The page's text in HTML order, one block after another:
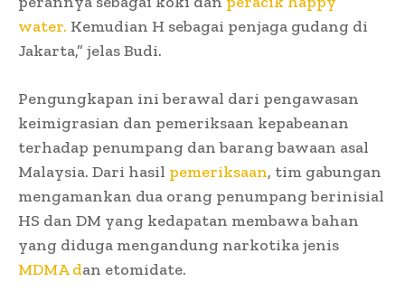
water. Kemudian H sebagai penjaga gudang di
Jakarta,” jelas Budi.
Pengungkapan ini berawal dari pengawasan
keimigrasian dan pemeriksaan kepabeanan
terhadap penumpang dan barang bawaan asal
Malaysia. Dari hasil pemeriksaan, tim gabungan
mengamankan dua orang penumpang berinisial
HS dan DM yang kedapatan membawa bahan
yang diduga mengandung narkotika jenis
MDMA dan etomidate.